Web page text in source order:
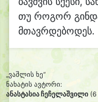
თუ როგორ
მთავრდებოდეს.
„ვაშლის ხე“
ნახატის ავტორი:
ანასტასია ჩეჩელაშვილი